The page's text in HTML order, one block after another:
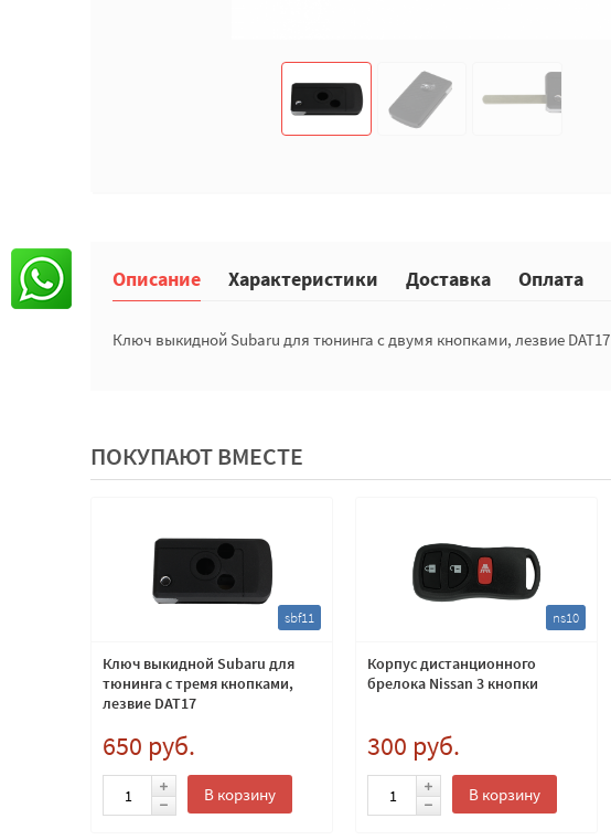
Описание Характеристики Доставка Оплата
Ключ выкидной Subaru для тюнинга с двумя кнопками, лезвие DAT17
ПОКУПАЮТ ВМЕСТЕ
sbf11
Ключ выкидной Subaru для
тюнинга с тремя кнопками,
лезвие DAT17
650 руб.
В корзину
ns10
Корпус дистанционного
брелока Nissan 3 кнопки
300 руб.
В корзину